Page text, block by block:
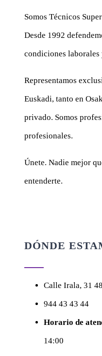
Somos Técnicos
Desde 1992
condiciones
Representamos
Euskadi, tanto en
privado. Somos
profesionales.
Únete. Nadie mejor
entenderte.
DÓNDE
Calle Irala, 31
944 43 43 44
Horario de
14:00